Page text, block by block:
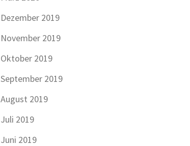
Dezember 2019
November 2019
Oktober 2019
September 2019
August 2019
Juli 2019
Juni 2019